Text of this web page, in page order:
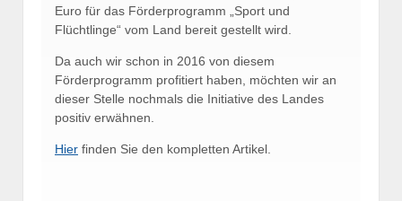
Euro für das Förderprogramm „Sport und
Flüchtlinge“ vom Land bereit gestellt wird.
Da auch wir schon in 2016 von diesem
Förderprogramm profitiert haben, möchten wir an
dieser Stelle nochmals die Initiative des Landes
positiv erwähnen.
Hier finden Sie den kompletten Artikel.